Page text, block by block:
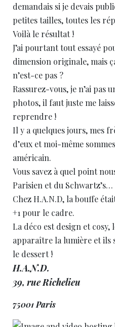
demandais si je devais
petites tailles, toutes les
Voilà le résultat !
J’ai pourtant tout essayé
dimension originale, mais
n’est-ce pas ?
Rassurez-vous, je n’ai pas
photos, il faut juste me
reprendre !
Il y a quelques jours, mes
d’eux et moi-même
américain.
Vous savez à quel point
Parisien et du Schwartz’s…
Chez H.A.N.D, la bouffe
+1 pour le cadre.
La déco est design et
apparaître la lumière et ils
le dessert !
H.A.N.D.
39, rue Richelieu
75001 Paris